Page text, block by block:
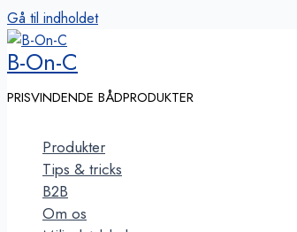
Gå til indholdet
B-On-C
PRISVINDENDE BÅDPRODUKTER
Produkter
Tips & tricks
B2B
Om os